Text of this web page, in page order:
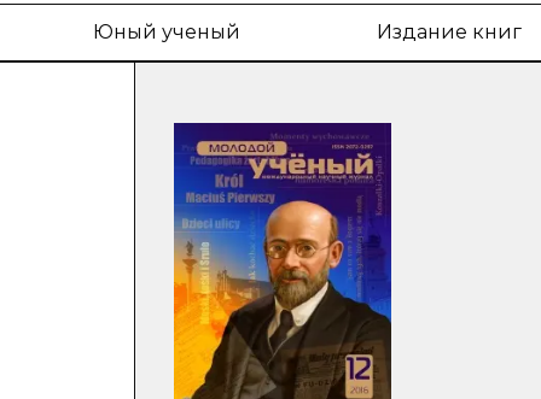
Юный ученый Издание книг